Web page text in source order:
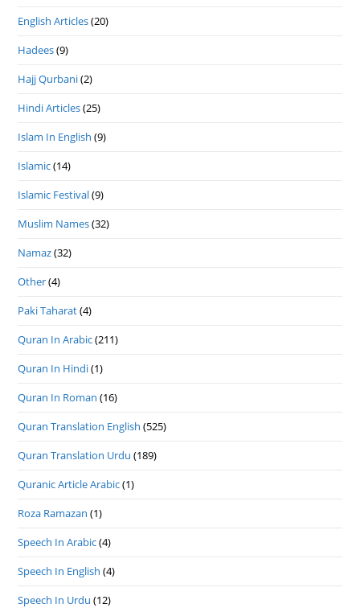
English Articles(20)
Hadees(9)
Hajj Qurbani(2)
Hindi Articles(25)
Islam In English (9)
Islamic(14)
Islamic Festival(9)
Muslim Names(32)
Namaz(32)
Other(4)
Paki Taharat(4)
Quran In Arabic(211)
Quran In Hindi(1)
Quran In Roman (16)
Quran Translation English (525)
Quran Translation Urdu (189)
Quranic Article Arabic(1)
Roza Ramazan (1)
Speech In Arabic(4)
Speech In English (4)
Speech In Urdu (12)